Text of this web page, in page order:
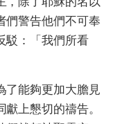
們警告他們不可奉
駁：「我們所看
了能夠更加大膽見
上懇切的禱告。